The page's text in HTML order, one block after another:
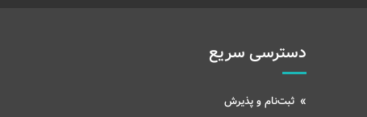
دسترسی سریع
ثبت‌نام و پذیرش